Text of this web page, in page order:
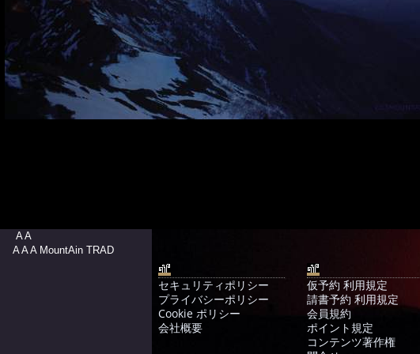
A A
A A A MountAin TRAD
セキュリティポリシー
プライバシーポリシー
Cookie ポリシー
会社概要
仮予約 利用規定
請書予約 利用規定
会員規約
ポイント規定
コンテンツ著作権